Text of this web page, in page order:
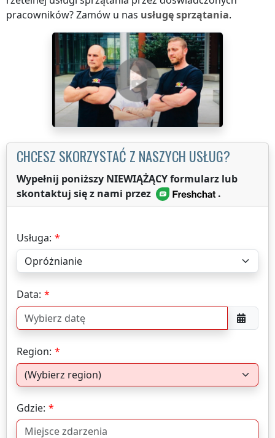
pracowników? Zamów u nas usługę sprzątania.
CHCESZ SKORZYSTAĆ Z NASZYCH USŁUG?
Wypełnij poniższy NIEWIĄŻĄCY formularz lub
skontaktuj się z nami przez
.
Usługa:
Data:
Region:
Gdzie: